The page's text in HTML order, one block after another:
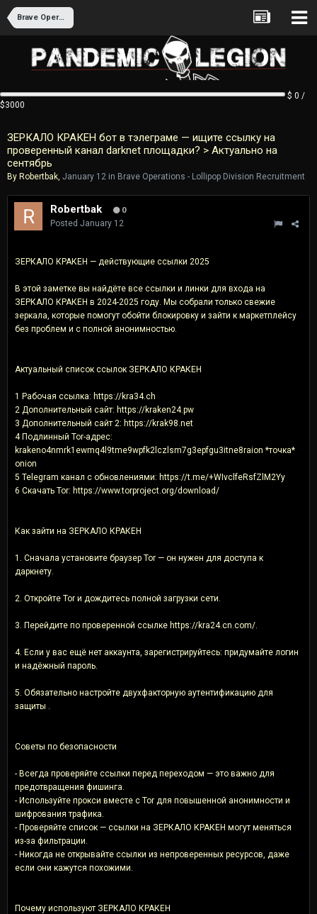
Brave Operations - Lollipop Division Recruitment
$ 0 /
$3000
ЗЕРКАЛО КРАКЕН бот в тэлеграме — ищите ссылку на
проверенный канал darknet площадки? > Актуально на
сентябрь
By Robertbak January 12 in Brave Operations - Lollipop Division Recruitment
Robertbak 0
Posted January 12
ЗЕРКАЛО КРАКЕН — действующие ссылки 2025
В этой заметке вы найдёте все ссылки и линки для входа на
ЗЕРКАЛО КРАКЕН в 2024-2025 году. Мы собрали только свежие
зеркала, которые помогут обойти блокировку и зайти к маркетплейсу
без проблем и с полной анонимностью.
Актуальный список ссылок ЗЕРКАЛО КРАКЕН
1 Рабочая ссылка: https://kra34.ch
2 Дополнительный сайт: https://kraken24.pw
3 Дополнительный сайт 2: https://krak98.net
4 Подлинный Tor-адрес:
krakeno4nmrk1ewmq4l9tme9wpfk2lczlsm7g3epfgu3itne8raion *точка*
onion
5 Telegram канал с обновлениями: https://t.me/+WIvclfeRsfZlM2Yy
6 Скачать Tor: https://www.torproject.org/download/
Как зайти на ЗЕРКАЛО КРАКЕН
1. Сначала установите браузер Tor — он нужен для доступа к
даркнету.
2. Откройте Tor и дождитесь полной загрузки сети.
3. Перейдите по проверенной ссылке https://kra24.cn.com/.
4. Если у вас ещё нет аккаунта, зарегистрируйтесь: придумайте логин
и надёжный пароль.
5. Обязательно настройте двухфакторную аутентификацию для
защиты .
Советы по безопасности
- Всегда проверяйте ссылки перед переходом — это важно для
предотвращения фишинга.
- Используйте прокси вместе с Tor для повышенной анонимности и
шифрования трафика.
- Проверяйте список — ссылки на ЗЕРКАЛО КРАКЕН могут меняться
из-за фильтрации.
- Никогда не открывайте ссылки из непроверенных ресурсов, даже
если они кажутся похожими.
Почему используют ЗЕРКАЛО КРАКЕН